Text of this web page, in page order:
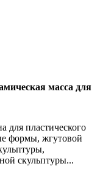
масса для
для пластического
формы, жгутовой
скульптуры...